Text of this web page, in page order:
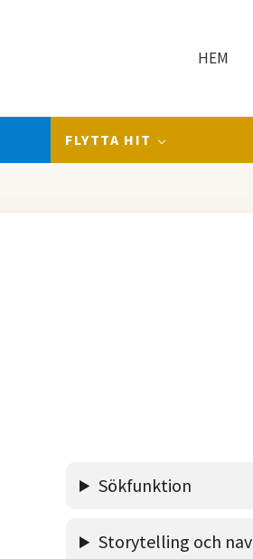
HEM
FLYTTA HIT
Sökfunktion
Storytelling och